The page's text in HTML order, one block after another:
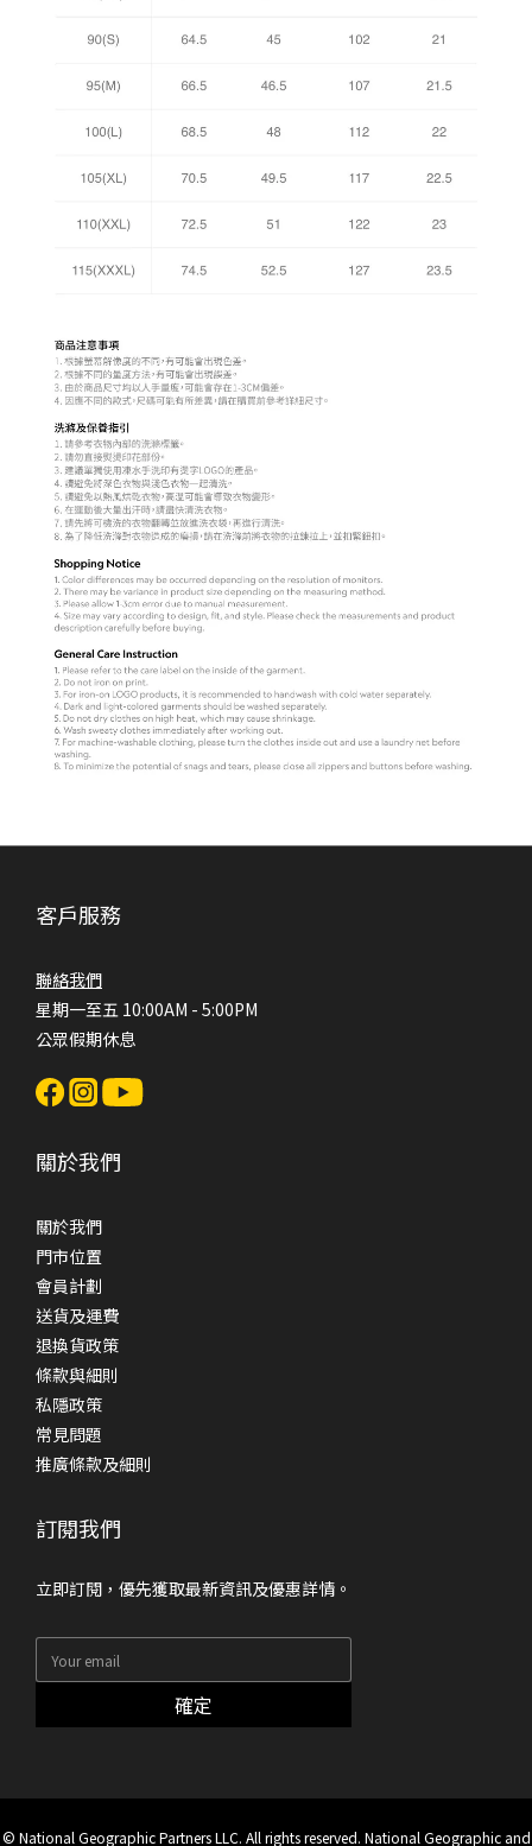
客戶服務
聯絡我們
星期一至五 10:00AM - 5:00PM
公眾假期休息
關於我們
關於我們
門市位置
會員計劃
送貨及運費
退換貨政策
條款與細則
私隱政策
常見問題
推廣條款及細則
訂閱我們
立即訂閱，優先獲取最新資訊及優惠詳情。
確定
© National Geographic Partners LLC. All rights reserved. National Geographic and